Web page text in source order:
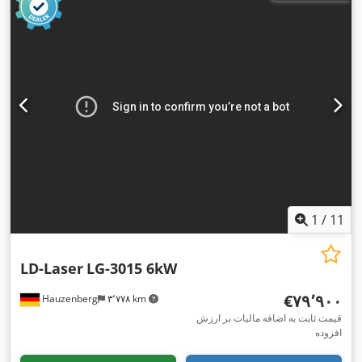
1 / 11
Hauzenberg ۳٬۷۷۸ km
LD-Laser LG-3015 6kW
‎€۷۹٬۹۰۰
قیمت ثابت به اضافه مالیات بر ارزش
افزوده